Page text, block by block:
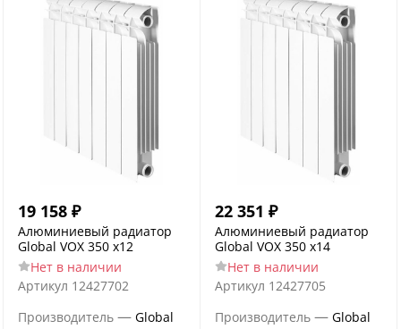
19 158 ₽
Алюминиевый радиатор
Global VOX 350 x12
Нет в наличии
Артикул 12427702
Производитель — Global
22 351 ₽
Алюминиевый радиатор
Global VOX 350 x14
Нет в наличии
Артикул 12427705
Производитель — Global